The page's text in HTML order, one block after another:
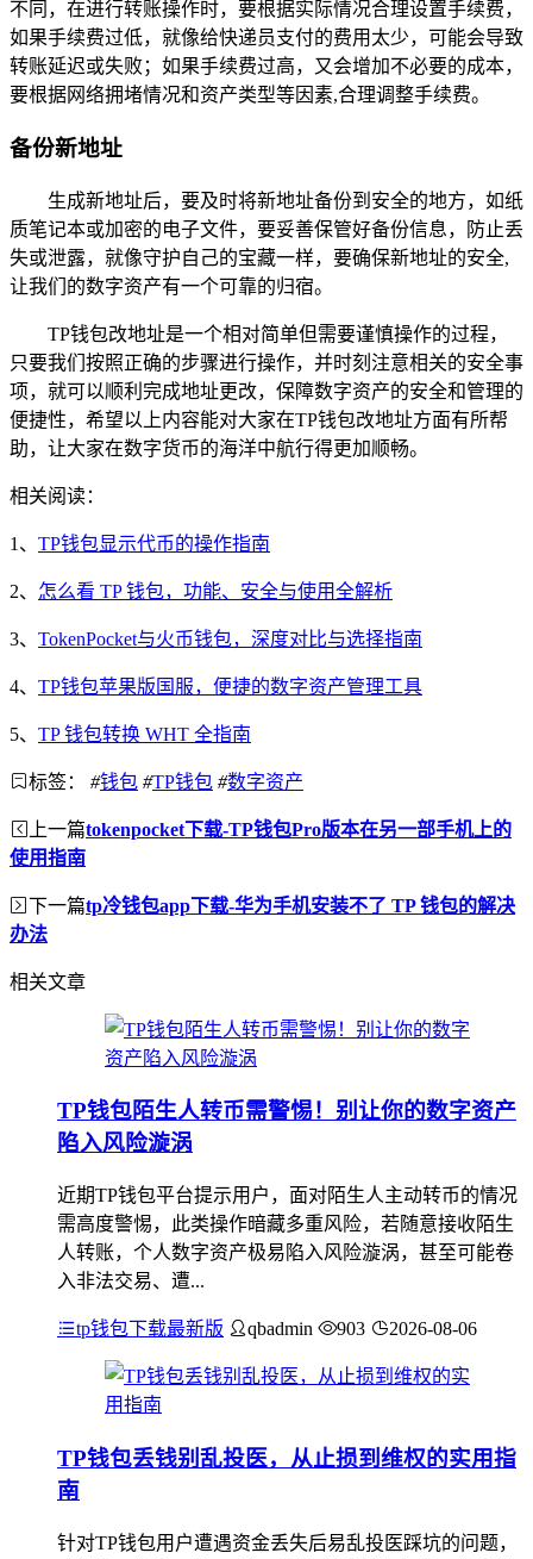
不同，在进行转账操作时，要根据实际情况合理设置手续费，
如果手续费过低，就像给快递员支付的费用太少，可能会导致
转账延迟或失败；如果手续费过高，又会增加不必要的成本，
要根据网络拥堵情况和资产类型等因素,合理调整手续费。
备份新地址
生成新地址后，要及时将新地址备份到安全的地方，如纸
质笔记本或加密的电子文件，要妥善保管好备份信息，防止丢
失或泄露，就像守护自己的宝藏一样，要确保新地址的安全,
让我们的数字资产有一个可靠的归宿。
TP钱包改地址是一个相对简单但需要谨慎操作的过程，
只要我们按照正确的步骤进行操作，并时刻注意相关的安全事
项，就可以顺利完成地址更改，保障数字资产的安全和管理的
便捷性，希望以上内容能对大家在TP钱包改地址方面有所帮
助，让大家在数字货币的海洋中航行得更加顺畅。
相关阅读：
1、 TP钱包显示代币的操作指南
2、 怎么看 TP 钱包，功能、安全与使用全解析
3、 TokenPocket与火币钱包，深度对比与选择指南
4、 TP钱包苹果版国服，便捷的数字资产管理工具
5、 TP 钱包转换 WHT 全指南
标签： #钱包 #TP钱包 #数字资产
上一篇tokenpocket下载-TP钱包Pro版本在另一部手机上的
使用指南
下一篇tp冷钱包app下载-华为手机安装不了 TP 钱包的解决
办法
相关文章
TP钱包陌生人转币需警惕！别让你的数字资产
陷入风险漩涡
近期TP钱包平台提示用户，面对陌生人主动转币的情况
需高度警惕，此类操作暗藏多重风险，若随意接收陌生
人转账，个人数字资产极易陷入风险漩涡，甚至可能卷
入非法交易、遭...
tp钱包下载最新版 qbadmin 903 2026-08-06
TP钱包丢钱别乱投医，从止损到维权的实用指
南
针对TP钱包用户遭遇资金丢失后易乱投医踩坑的问题，